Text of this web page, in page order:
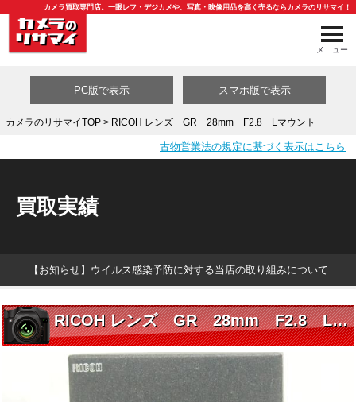
カメラ買取専門店。一眼レフ・デジカメや、写真・映像用品を高く売るならカメラのリサマイ！
メニュー
買取カテゴリ一覧
PC版で表示 スマホ版で表示
カメラのリサマイTOP> RICOH レンズ GR 28mm F2.8 Lマウント
古物営業法の規定に基づく表示はこちら
買取実績
【お知らせ】ウイルス感染予防に対する当店の取り組みについて
RICOH レンズ GR 28mm F2.8 Lマウント